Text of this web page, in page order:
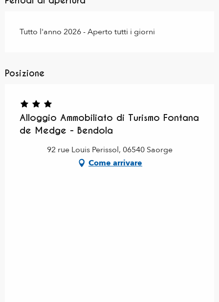
Tutto l'anno 2026 - Aperto tutti i giorni
Posizione
Alloggio Ammobiliato di Turismo Fontana
de Medge - Bendola
92 rue Louis Perissol, 06540 Saorge
Come arrivare